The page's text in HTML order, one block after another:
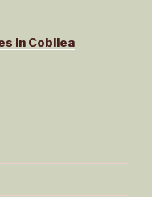
in Cobilea